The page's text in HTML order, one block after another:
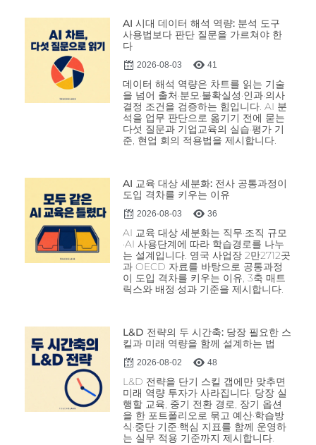
AI 시대 데이터 해석 역량: 분석 도구
사용법보다 판단 질문을 가르쳐야 한
다
2026-08-03 41
데이터 해석 역량은 차트를 읽는 기술
을 넘어 출처·분모·불확실성·인과·의사
결정 조건을 검증하는 힘입니다. AI 분
석을 업무 판단으로 옮기기 전에 묻는
다섯 질문과 기업교육의 실습·평가 기
준, 현업 회의 적용법을 제시합니다.
AI 교육 대상 세분화: 전사 공통과정이
도입 격차를 키우는 이유
2026-08-03 36
AI 교육 대상 세분화는 직무·조직 규모
·AI 사용단계에 따라 학습경로를 나누
는 설계입니다. 영국 사업장 2만2712곳
과 OECD 자료를 바탕으로 공통과정
이 도입 격차를 키우는 이유, 3축 매트
릭스와 배정·성과 기준을 제시합니다.
L&D 전략의 두 시간축: 당장 필요한 스
킬과 미래 역량을 함께 설계하는 법
2026-08-02 48
L&D 전략을 단기 스킬 갭에만 맞추면
미래 역량 투자가 사라집니다. 당장 실
행할 교육, 중기 전환 경로, 장기 옵션
을 한 포트폴리오로 묶고 예산·학습방
식·중단 기준·핵심 지표를 함께 운영하
는 실무 적용 기준까지 제시합니다.